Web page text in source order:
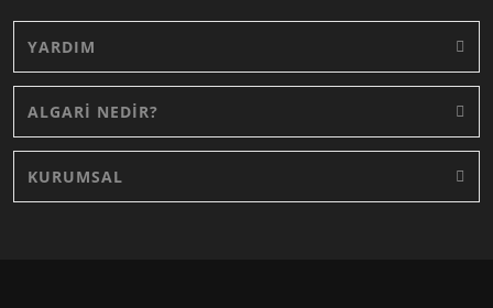
YARDIM
ALGARİ NEDİR?
KURUMSAL